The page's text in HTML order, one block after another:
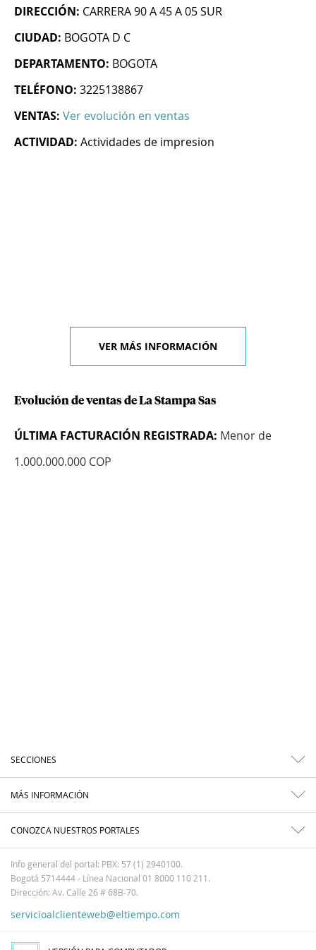
DIRECCIÓN: CARRERA 90 A 45 A 05 SUR
CIUDAD: BOGOTA D C
DEPARTAMENTO: BOGOTA
TELÉFONO: 3225138867
VENTAS: Ver evolución en ventas
ACTIVIDAD: Actividades de impresion
VER MÁS INFORMACIÓN
Evolución de ventas de La Stampa Sas
ÚLTIMA FACTURACIÓN REGISTRADA: Menor de
1.000.000.000 COP
SECCIONES
MÁS INFORMACIÓN
CONOZCA NUESTROS PORTALES
Info general del portal: PBX: 57 (1) 2940100.
Bogotá 5714444 - Línea Nacional 01 8000 110 211.
Dirección: Av. Calle 26 # 68B-70.
servicioalclienteweb@eltiempo.com